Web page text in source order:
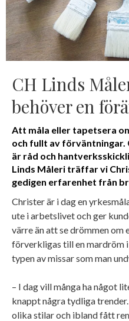
CH Linds
behöver en
Att måla eller tapetsera
och fullt av förväntningar.
är råd och
Linds Måleri träffar vi
gedigen erfarenhet från
Christer är i dag en
ute i arbetslivet och ger
värre än att se drömmen om
förverkligas till en mardröm
typen av missar som man
– I dag vill många ha något
knappt några tydliga
olika stilar och ibland fått